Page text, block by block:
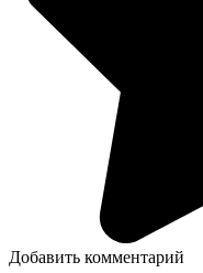
Добавить комментарий